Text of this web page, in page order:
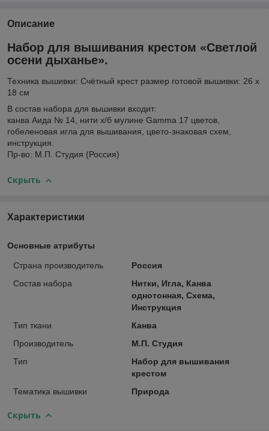
Описание
Набор для вышивания крестом «Светлой
осени дыханье».
Техника вышивки: Счётный крест размер готовой вышивки: 26 х
18 см
В состав набора для вышивки входит:
канва Аида № 14, нити х/б мулине Gamma 17 цветов,
гобеленовая игла для вышивания, цвето-знаковая схем,
инструкция.
Пр-во: М.П. Студия (Россия)
Скрыть
Характеристики
Основные атрибуты
Страна производитель
Россия
Состав набора
Нитки, Игла, Канва
однотонная, Схема,
Инструкция
Тип ткани
Канва
Производитель
М.П. Студия
Тип
Набор для вышивания
крестом
Тематика вышивки
Природа
Скрыть